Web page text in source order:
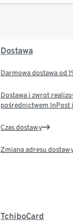
Dostawa
Darmowa dostawa od
Dostawa i zwrot
pośrednictwem InPost
Czas dostawy
Zmiana adresu
TchiboCard